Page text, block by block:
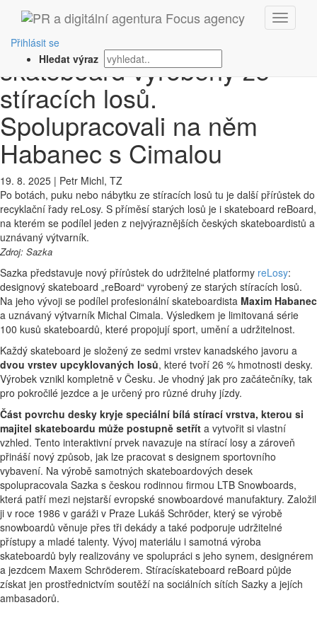
Přihlásit se
Hledat výraz
‹ Zpět
Sazka uvádí designový
skateboard vyrobený ze
stíracích losů.
Spolupracovali na něm
Habanec s Cimalou
19. 8. 2025 | Petr Michl, TZ
Po botách, puku nebo nábytku ze stíracích losů tu je další přírůstek do
recyklační řady reLosy. S příměsí starých losů je i skateboard reBoard,
na kterém se podílel jeden z nejvýraznějších českých skateboardistů a
uznávaný výtvarník.
Zdroj: Sazka
Sazka představuje nový přírůstek do udržitelné platformy reLosy:
designový skateboard „reBoard“ vyrobený ze starých stíracích losů.
Na jeho vývoji se podílel profesionální skateboardista Maxim Habanec
a uznávaný výtvarník Michal Cimala. Výsledkem je limitovaná série
100 kusů skateboardů, které propojují sport, umění a udržitelnost.
Každý skateboard je složený ze sedmi vrstev kanadského javoru a
dvou vrstev upcyklovaných losů, které tvoří 26 % hmotnosti desky.
Výrobek vznikl kompletně v Česku. Je vhodný jak pro začátečníky, tak
pro pokročilé jezdce a je určený pro různé druhy jízdy.
Část povrchu desky kryje speciální bílá stírací vrstva, kterou si
majitel skateboardu může postupně setřít a vytvořit si vlastní
vzhled. Tento interaktivní prvek navazuje na stírací losy a zároveň
přináší nový způsob, jak lze pracovat s designem sportovního
vybavení. Na výrobě samotných skateboardových desek
spolupracovala Sazka s českou rodinnou firmou LTB Snowboards,
která patří mezi nejstarší evropské snowboardové manufaktury. Založil
ji v roce 1986 v garáži v Praze Lukáš Schröder, který se výrobě
snowboardů věnuje přes tři dekády a také podporuje udržitelné
přístupy a mladé talenty. Vývoj materiálu i samotná výroba
skateboardů byly realizovány ve spolupráci s jeho synem, designérem
a jezdcem Maxem Schröderem. Stíracískateboard reBoard půjde
získat jen prostřednictvím soutěží na sociálních sítích Sazky a jejích
ambasadorů.